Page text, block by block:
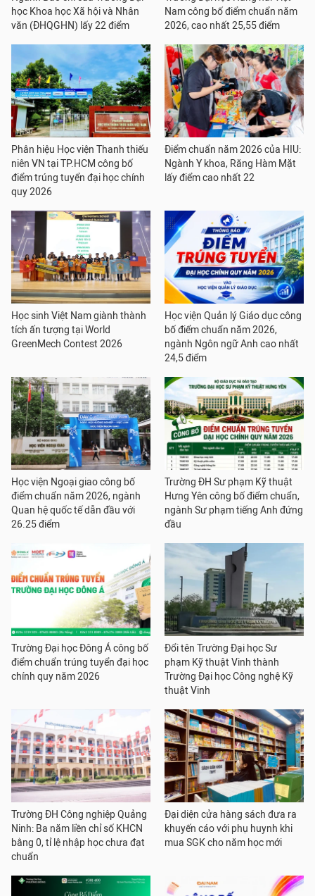
học Khoa học Xã hội và Nhân
văn (ĐHQGHN) lấy 22 điểm
Nam công bố điểm chuẩn năm
2026, cao nhất 25,55 điểm
Phân hiệu Học viện Thanh thiếu
niên VN tại TP.HCM công bố
điểm trúng tuyển đại học chính
quy 2026
Điểm chuẩn năm 2026 của HIU:
Ngành Y khoa, Răng Hàm Mặt
lấy điểm cao nhất 22
Học sinh Việt Nam giành thành
tích ấn tượng tại World
GreenMech Contest 2026
Học viện Quản lý Giáo dục công
bố điểm chuẩn năm 2026,
ngành Ngôn ngữ Anh cao nhất
24,5 điểm
Học viện Ngoại giao công bố
điểm chuẩn năm 2026, ngành
Quan hệ quốc tế dẫn đầu với
26.25 điểm
Trường ĐH Sư phạm Kỹ thuật
Hưng Yên công bố điểm chuẩn,
ngành Sư phạm tiếng Anh đứng
đầu
Trường Đại học Đông Á công bố
điểm chuẩn trúng tuyển đại học
chính quy năm 2026
Đổi tên Trường Đại học Sư
phạm Kỹ thuật Vinh thành
Trường Đại học Công nghệ Kỹ
thuật Vinh
Trường ĐH Công nghiệp Quảng
Ninh: Ba năm liền chỉ số KHCN
bằng 0, tỉ lệ nhập học chưa đạt
chuẩn
Đại diện cửa hàng sách đưa ra
khuyến cáo với phụ huynh khi
mua SGK cho năm học mới